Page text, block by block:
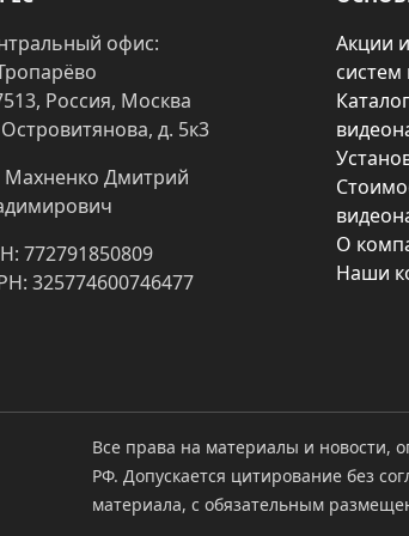
офис:
Россия, Москва
д. 5к3
Дмитрий
772791850809
325774600746477
Акции
О
Наши
Все права на материалы и новости,
РФ. Допускается цитирование без
материала, с обязательным